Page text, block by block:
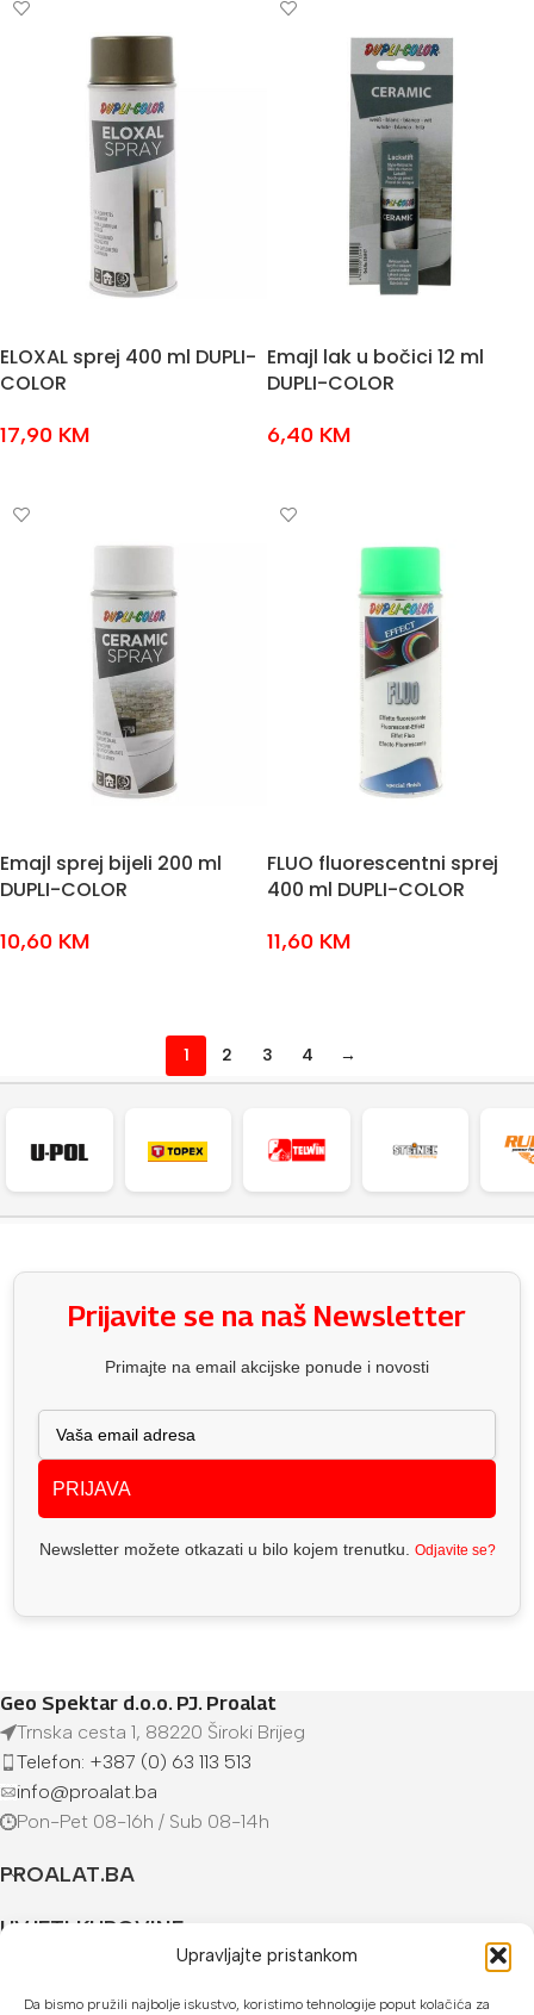
Upravljajte pristankom
Da bismo pružili najbolje iskustvo, koristimo tehnologije poput kolačića za
ELOXAL sprej 400 ml DUPLI-
COLOR
17,90 KM
Emajl lak u bočici 12 ml
DUPLI-COLOR
6,40 KM
Emajl sprej bijeli 200 ml
DUPLI-COLOR
10,60 KM
FLUO fluorescentni sprej
400 ml DUPLI-COLOR
11,60 KM
1 2 3 4 →
Prijavite se na naš Newsletter
Primajte na email akcijske ponude i novosti
PRIJAVA
Newsletter možete otkazati u bilo kojem trenutku. Odjavite se?
Geo Spektar d.o.o. PJ. Proalat
Trnska cesta 1, 88220 Široki Brijeg
Telefon: +387 (0) 63 113 513
info@proalat.ba
Pon-Pet 08-16h / Sub 08-14h
PROALAT.BA
UVJETI KUPOVINE